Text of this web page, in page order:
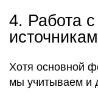
4. Работа
Хотя основной
мы учитываем и